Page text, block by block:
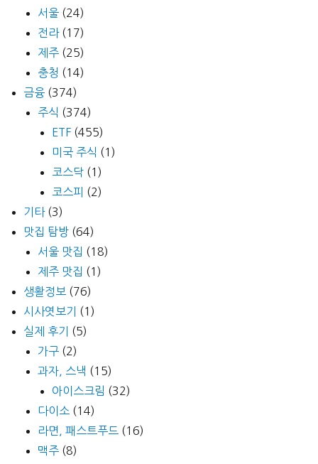
서울 (24)
전라(17)
제주 (25)
충청 (14)
금융 (374)
주식 (374)
ETF (455)
미국 주식 (1)
코스닥 (1)
코스피 (2)
기타(3)
맛집 탐방 (64)
서울 맛집 (18)
제주 맛집 (1)
생활정보 (76)
시사엿보기
(1)
실제 후기
(5)
가구 (2)
과자, 스낵 (15)
아이스크림 (32)
다이소 (14)
라면, 패스트푸드 (16)
맥주 (8)